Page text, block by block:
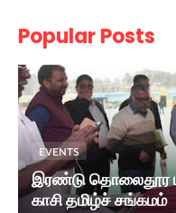
Popular Posts
EVENTS
இரண்டு தொலைதூர
காசி தமிழ்ச் சங்கமம்